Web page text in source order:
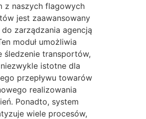
z naszych flagowych
jest zaawansowany
do zarządzania agencją
moduł umożliwia
śledzenie transportów,
istotne dla
przepływu towarów
realizowania
Ponadto, system
wiele procesów,